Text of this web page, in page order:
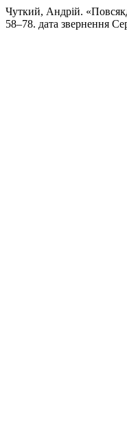
Чуткий, Андрій.
58–78. дата звернення